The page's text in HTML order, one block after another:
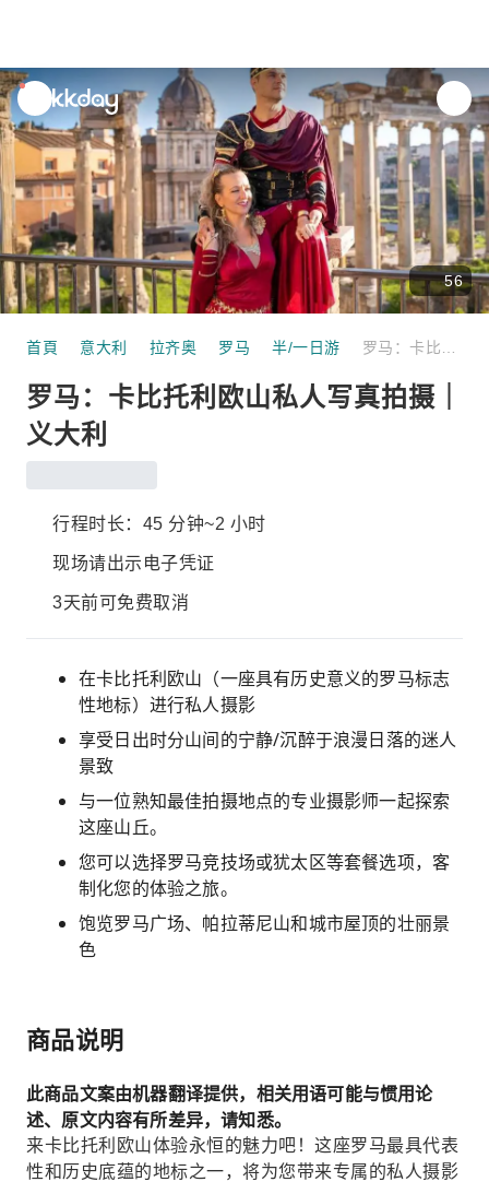
unread
notifications
56
首頁 意大利 拉齐奥 罗马 半/一日游
罗马：卡比托利欧山私人写真拍摄｜
义大利
行程时长：45 分钟~2 小时
现场请出示电子凭证
3天前可免费取消
在卡比托利欧山（一座具有历史意义的罗马标志
性地标）进行私人摄影
享受日出时分山间的宁静/沉醉于浪漫日落的迷人
景致
与一位熟知最佳拍摄地点的专业摄影师一起探索
这座山丘。
您可以选择罗马竞技场或犹太区等套餐选项，客
制化您的体验之旅。
饱览罗马广场、帕拉蒂尼山和城市屋顶的壮丽景
色
商品说明
此商品文案由机器翻译提供，相关用语可能与惯用论
述、原文内容有所差异，请知悉。
来卡比托利欧山体验永恒的魅力吧！这座罗马最具代表
性和历史底蕴的地标之一，将为您带来专属的私人摄影